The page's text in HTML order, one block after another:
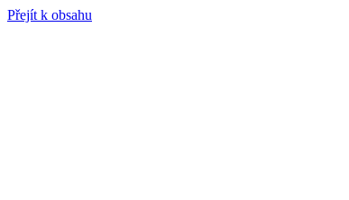
Přejít k obsahu